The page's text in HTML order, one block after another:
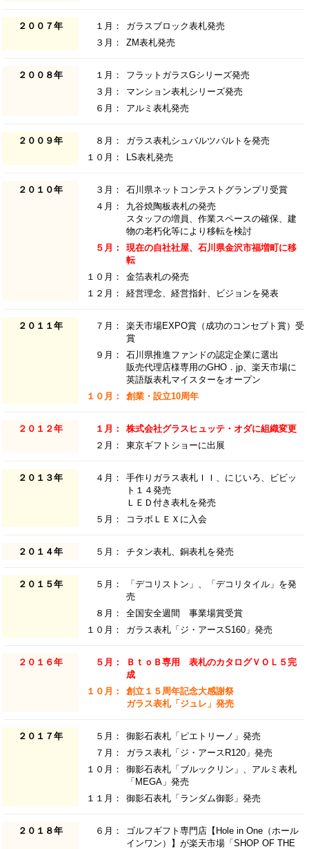
２００７年 １月：
ガラスブロック表札発売
３月：
ZM表札発売
２００８年 １月：
フラットガラスGシリーズ発売
３月：
マンション表札シリーズ発売
６月：
アルミ表札発売
２００９年 ８月：
ガラス表札シュバルツバルトを発売
１０月：
LS表札発売
２０１０年 ３月：
石川県ネットコンテストグランプリ受賞
４月：
九谷焼陶板表札の発売
スタッフの増員、作業スペースの確保、建
物の老朽化等により移転を検討
５月：
現在の自社社屋、石川県金沢市福増町に移
転
１０月：
金箔表札の発売
１２月：
経営理念、経営指針、ビジョンを発表
２０１１年 ７月：
楽天市場EXPO賞（成功のコンセプト賞）受
賞
９月：
石川県推進ファンドの認定企業に選出
販売代理店様専用のGHO．jp、楽天市場に
英語版表札マイスターをオープン
１０月：
創業・設立10周年
２０１２年 １月：
株式会社グラスヒュッテ・オダに組織変更
２月：
東京ギフトショーに出展
２０１３年 ４月：
手作りガラス表札ＩＩ、にじいろ、ビビッ
ト１４発売
ＬＥＤ付き表札を発売
５月：
コラボＬＥＸに入会
２０１４年 ５月： チタン表札、銅表札を発売
２０１５年 ５月：
「デコリストン」、「デコリタイル」を発
売
８月：
全国安全週間 事業場賞受賞
１０月：
ガラス表札「ジ・アースS160」発売
２０１６年 ５月：
ＢｔｏＢ専用 表札のカタログＶＯＬ５完
成
１０月：
創立１５周年記念大感謝祭
ガラス表札「ジュレ」発売
２０１７年 ５月：
御影石表札「ピエトリーノ」発売
７月：
ガラス表札「ジ・アースR120」発売
１０月：
御影石表札「ブルックリン」、アルミ表札
「MEGA」発売
１１月：
御影石表札「ランダム御影」発売
２０１８年 ６月：
ゴルフギフト専門店【Hole in One（ホール
インワン）】が楽天市場「SHOP OF THE